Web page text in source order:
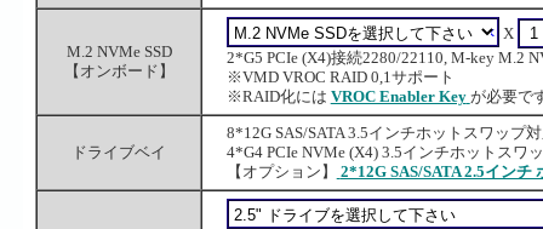
M.2 NVMe SSD
【オンボード】
X
2*G5 PCIe (X4)接続2280/22110, M-key M.2
※VMD VROC RAID 0,1サポート
※RAID化には VROC Enabler Key が必要で
ドライブベイ
8*12G SAS/SATA 3.5インチホットスワップ
4*G4 PCIe NVMe (X4) 3.5インチホットスワ
【オプション】
2*12G SAS/SATA 2.5イン